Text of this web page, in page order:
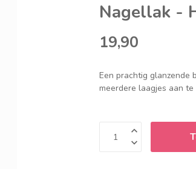
Nagellak -
19,90
Een prachtig glanzende
meerdere laagjes aan